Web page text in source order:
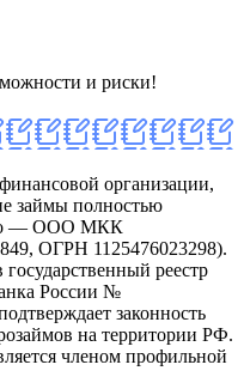
и риски!
организации,
займы полностью
— ООО МКК
ОГРН 1125476023298).
реестр
России №
законность
на территории РФ.
членом профильной